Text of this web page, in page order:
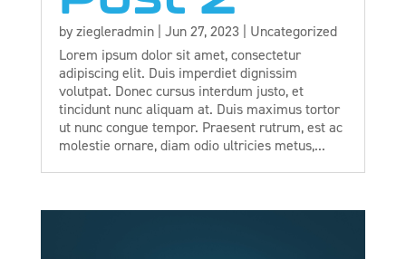
byziegleradmin| Jun 27, 2023| Uncategorized
Lorem ipsum dolor sit amet, consectetur
adipiscing elit. Duis imperdiet dignissim
volutpat. Donec cursus interdum justo, et
tincidunt nunc aliquam at. Duis maximus tortor
ut nunc congue tempor. Praesent rutrum, est ac
molestie ornare, diam odio ultricies metus,...